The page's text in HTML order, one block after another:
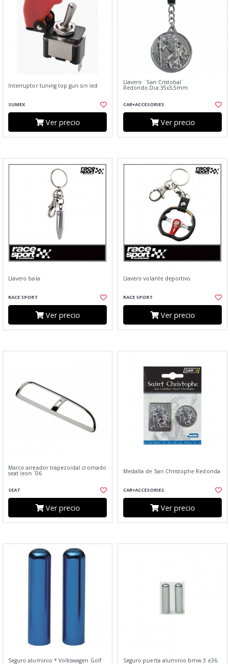
Interruptor tuning top gun sin led
SUMEX
Ver precio
Llavero ¨San Cristobal¨
Redondo.Dia.35x3,5mm
CAR+ACCESORIES
Ver precio
Llavero bala
RACE SPORT
Ver precio
Llavero volante deportivo
RACE SPORT
Ver precio
Marco aireador trapezoidal cromado
seat leon ´06
SEAT
Ver precio
Medalla de San Christophe Redonda
CAR+ACCESORIES
Ver precio
Seguro aluminio * Volkswagen Golf Seguro puerta aluminio bmw 3 e36.